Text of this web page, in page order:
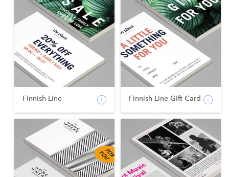
Finnish Line Finnish Line Gift Card